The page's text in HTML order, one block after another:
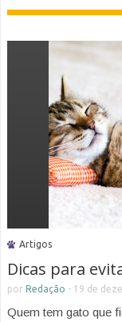
Artigos
Dicas para
por Redação - 19 de
Quem tem gato que